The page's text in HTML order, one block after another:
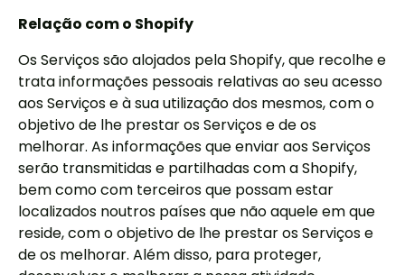
Relação com o Shopify
Os Serviços são alojados pela Shopify, que recolhe e
trata informações pessoais relativas ao seu acesso
aos Serviços e à sua utilização dos mesmos, com o
objetivo de lhe prestar os Serviços e de os
melhorar. As informações que enviar aos Serviços
serão transmitidas e partilhadas com a Shopify,
bem como com terceiros que possam estar
localizados noutros países que não aquele em que
reside, com o objetivo de lhe prestar os Serviços e
de os melhorar. Além disso, para proteger,